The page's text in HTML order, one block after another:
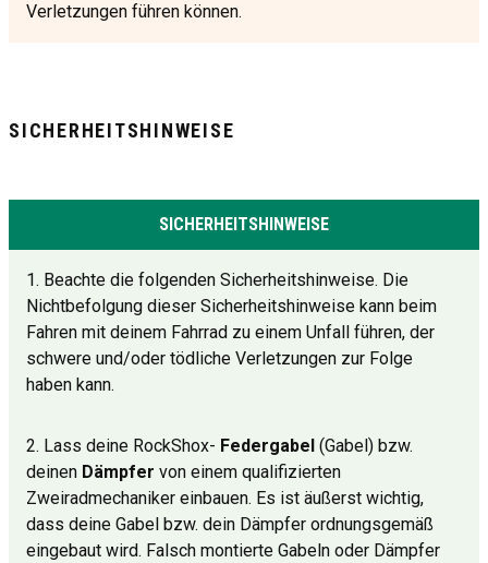
Verletzungen führen können.
SICHERHEITSHINWEISE
SICHERHEITSHINWEISE
1. Beachte die folgenden Sicherheitshinweise. Die
Nichtbefolgung dieser Sicherheitshinweise kann beim
Fahren mit deinem Fahrrad zu einem Unfall führen, der
schwere und/oder tödliche Verletzungen zur Folge
haben kann.
2. Lass deine RockShox- Federgabel (Gabel) bzw.
deinen Dämpfer von einem qualifizierten
Zweiradmechaniker einbauen. Es ist äußerst wichtig,
dass deine Gabel bzw. dein Dämpfer ordnungsgemäß
eingebaut wird. Falsch montierte Gabeln oder Dämpfer